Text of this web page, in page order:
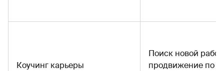
Коучинг карьеры
Поиск новой
продвижение по